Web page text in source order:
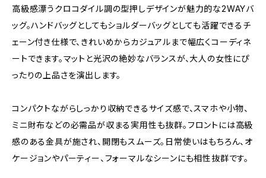
高級感漂うクロコダイル調の型押しデザインが魅力的な2WAYバ
ッグ。ハンドバッグとしてもショルダーバッグとしても活躍できるチ
ェーン付き仕様で、きれいめからカジュアルまで幅広くコーディネ
ートできます。マットと光沢の絶妙なバランスが、大人の女性にぴ
ったりの上品さを演出します。
コンパクトながらしっかり収納できるサイズ感で、スマホや小物、
ミニ財布などの必需品が収まる実用性も抜群。フロントには高級
感のある金具が施され、開閉もスムーズ。日常使いはもちろん、オ
ケージョンやパーティー、フォーマルなシーンにも相性抜群です。